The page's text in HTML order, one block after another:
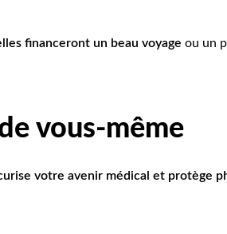
financeront un beau voyage ou un
vous-même
votre avenir médical et protège